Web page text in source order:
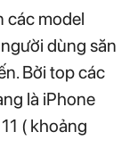
các model
dùng săn
Bởi top các
là iPhone
( khoảng